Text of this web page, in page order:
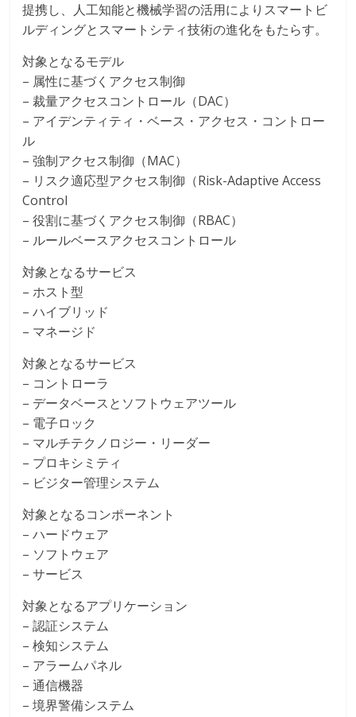
提携し、人工知能と機械学習の活用によりスマートビ
ルディングとスマートシティ技術の進化をもたらす。
対象となるモデル
– 属性に基づくアクセス制御
– 裁量アクセスコントロール（DAC）
– アイデンティティ・ベース・アクセス・コントロー
ル
– 強制アクセス制御（MAC）
– リスク適応型アクセス制御（Risk-Adaptive Access
Control
– 役割に基づくアクセス制御（RBAC）
– ルールベースアクセスコントロール
対象となるサービス
– ホスト型
– ハイブリッド
– マネージド
対象となるサービス
– コントローラ
– データベースとソフトウェアツール
– 電子ロック
– マルチテクノロジー・リーダー
– プロキシミティ
– ビジター管理システム
対象となるコンポーネント
– ハードウェア
– ソフトウェア
– サービス
対象となるアプリケーション
– 認証システム
– 検知システム
– アラームパネル
– 通信機器
– 境界警備システム